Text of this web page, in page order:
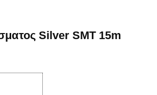
Silver SMT 15m